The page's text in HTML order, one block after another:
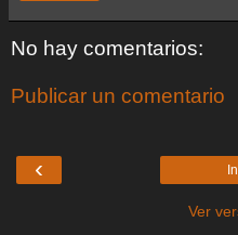
No hay comentarios:
Publicar un comentario
‹
Ver